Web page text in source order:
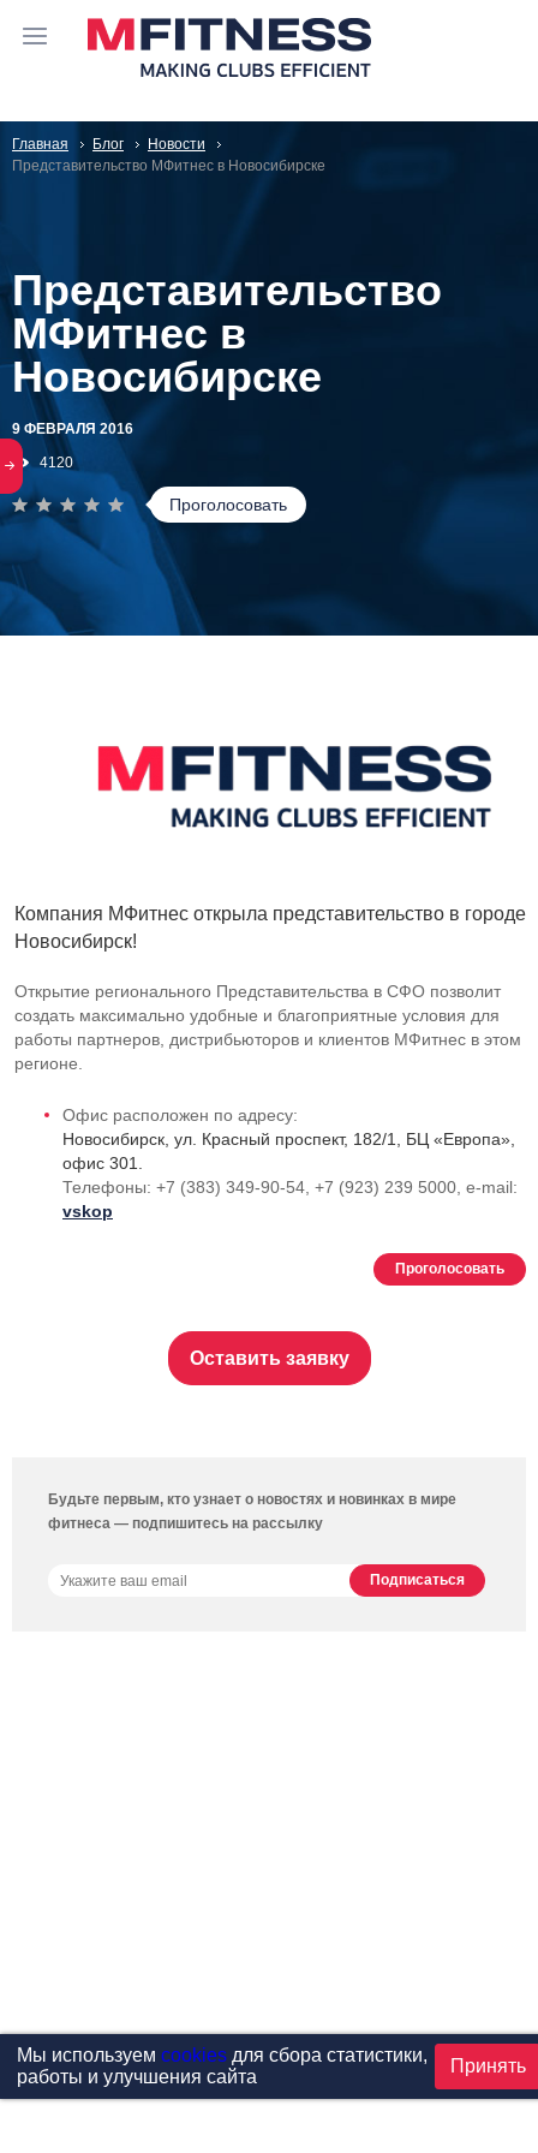
Главная Блог
Новости
Представительство МФитнес в Новосибирске
Представительство
МФитнес в
Новосибирске
9 ФЕВРАЛЯ 2016
4120
Проголосовать
Компания МФитнес открыла представительство в городе
Новосибирск!
Открытие регионального Представительства в СФО позволит
создать максимально удобные и благоприятные условия для
работы партнеров, дистрибьюторов и клиентов МФитнес в этом
регионе.
Офис расположен по адресу:
Новосибирск, ул. Красный проспект, 182/1, БЦ «Европа»,
офис 301.
Телефоны: +7 (383) 349-90-54, +7 (923) 239 5000, e-mail:
vskop
Проголосовать
Оставить заявку
Будьте первым, кто узнает о новостях и новинках в мире
фитнеса — подпишитесь на рассылку
Мы используем cookiesдля сбора статистики,
работы и улучшения сайта
Принять